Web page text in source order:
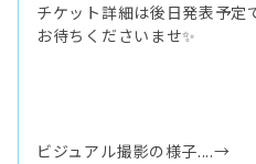
チケット詳細は後日発表予定
お待ちくださいませ✨
ビジュアル撮影の様子....→